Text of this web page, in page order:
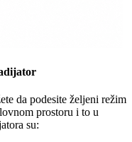
da podesite željeni režim
prostoru i to u
su: